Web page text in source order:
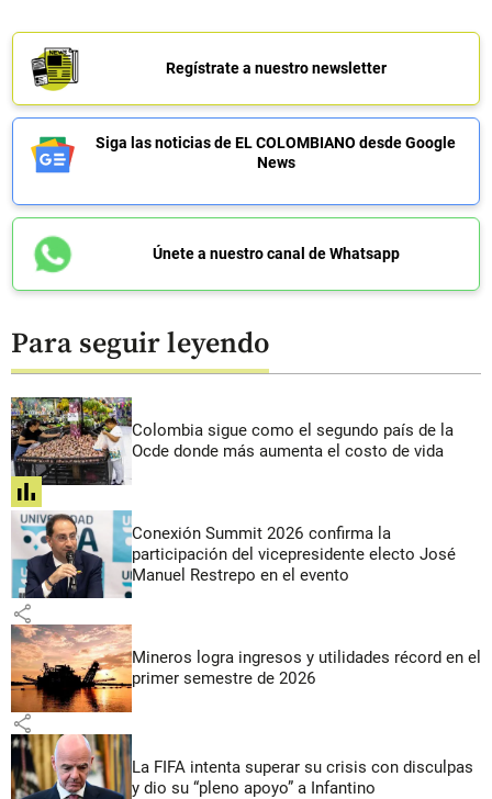
Regístrate a nuestro newsletter
Siga las noticias de EL COLOMBIANO desde Google
News
Únete a nuestro canal de Whatsapp
Para seguir leyendo
Colombia sigue como el segundo país de la
Ocde donde más aumenta el costo de vida
share
Conexión Summit 2026 confirma la
participación del vicepresidente electo José
Manuel Restrepo en el evento
share
Mineros logra ingresos y utilidades récord en el
primer semestre de 2026
share
La FIFA intenta superar su crisis con disculpas
y dio su “pleno apoyo” a Infantino